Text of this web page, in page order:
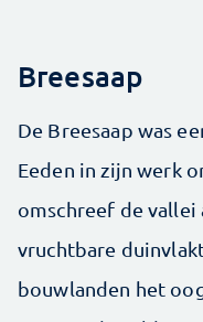
Breesaap
De Breesaap was
Eeden in zijn werk
omschreef de vallei
vruchtbare
bouwlanden het